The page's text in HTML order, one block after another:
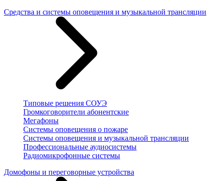
Средства и системы оповещения и музыкальной трансляции
Типовые решения СОУЭ
Громкоговорители абонентские
Мегафоны
Системы оповещения о пожаре
Системы оповещения и музыкальной трансляции
Профессиональные аудиосистемы
Радиомикрофонные системы
Домофоны и переговорные устройства